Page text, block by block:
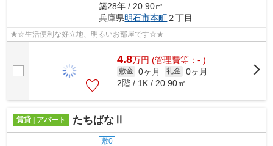
築28年 / 20.90㎡
兵庫県明石市本町２丁目
★☆生活便利な好立地、明るいお部屋です☆★
4.8万円 (管理費等：- )
敷金 0ヶ月 礼金 0ヶ月
2階 / 1K / 20.90㎡
賃貸 | アパート たちばなⅡ
敷0